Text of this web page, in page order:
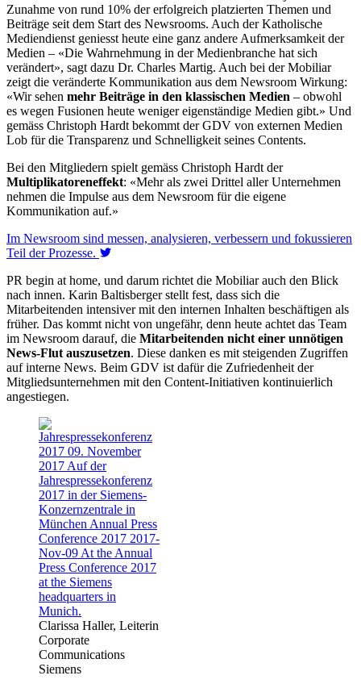
Zunahme von rund 10% der erfolgreich platzierten Themen und
Beiträge seit dem Start des Newsrooms. Auch der Katholische
Mediendienst geniesst heute eine ganz andere Aufmerksamkeit der
Medien – «Die Wahrnehmung in der Medienbranche hat sich
verändert», sagt dazu Dr. Charles Martig. Auch bei der Mobiliar
zeigt die veränderte Kommunikation aus dem Newsroom Wirkung:
«Wir sehen mehr Beiträge in den klassischen Medien – obwohl
es wegen Fusionen heute weniger eigenständige Medien gibt.» Und
gemäss Christoph Hardt bekommt der GDV von externen Medien
Lob für die Transparenz und Schnelligkeit seines Contents.
Bei den Mitgliedern spielt gemäss Christoph Hardt der
Multiplikatoreneffekt: «Mehr als zwei Drittel aller Unternehmen
nehmen die Impulse aus dem Newsroom für die eigene
Kommunikation auf.»
Im Newsroom sind messen, analysieren, verbessern und fokussieren
Teil der Prozesse.
PR begin at home, und darum richtet die Mobiliar auch den Blick
nach innen. Karin Baltisberger stellt fest, dass sich die
Mitarbeitenden intensiver mit den internen Inhalten beschäftigen als
früher. Das kommt nicht von ungefähr, denn heute achtet das Team
im Newsroom darauf, die Mitarbeitenden nicht einer unnötigen
News-Flut auszusetzen. Diese danken es mit steigenden Zugriffen
auf interne News. Beim GDV ist dafür die Zufriedenheit der
Mitgliedsunternehmen mit den Content-Initiativen kontinuierlich
angestiegen.
Clarissa Haller, Leiterin
Corporate
Communications
Siemens